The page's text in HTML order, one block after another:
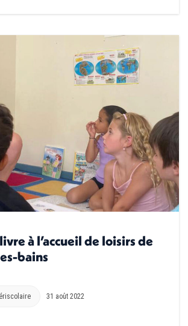
à l’accueil de loisirs de
bains
31 août 2022